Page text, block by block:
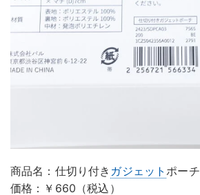
商品名：仕切り付き ガジェットポーチ
価格：￥660（税込）